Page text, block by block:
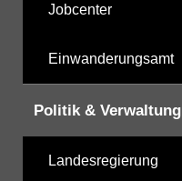
Jobcenter
Einwanderungsamt
Politik & Verwaltung
Landesregierung